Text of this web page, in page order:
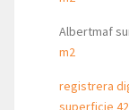
Albertmaf
m2
registrera
superficie